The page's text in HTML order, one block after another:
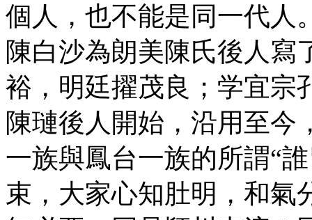
個人，也不能是同一代人
陳白沙為朗美陳氏後人寫
裕，明廷擢茂良；学宜宗
陳璉後人開始，沿用至今
一族與鳳台一族的所謂“
束，大家心知肚明，和氣